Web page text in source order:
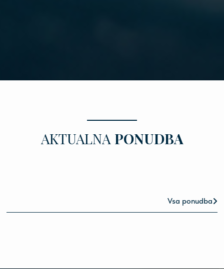
AKTUALNA PONUDBA
Vsa ponudba